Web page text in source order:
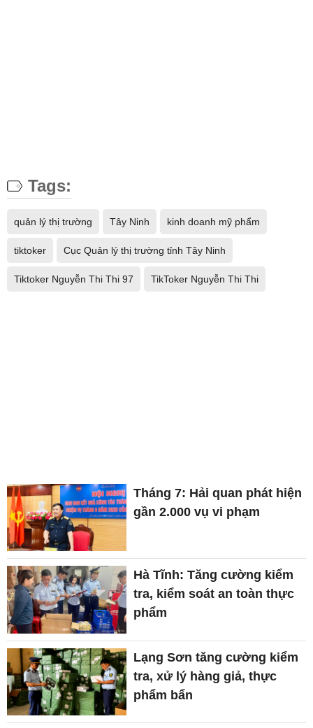
Tags:
quản lý thị trường Tây Ninh kinh doanh mỹ phẩm
tiktoker Cục Quản lý thị trường tỉnh Tây Ninh
Tiktoker Nguyễn Thi Thi 97 TikToker Nguyễn Thi Thi
Tháng 7: Hải quan phát hiện
gần 2.000 vụ vi phạm
Hà Tĩnh: Tăng cường kiểm
tra, kiểm soát an toàn thực
phẩm
Lạng Sơn tăng cường kiểm
tra, xử lý hàng giả, thực
phẩm bẩn